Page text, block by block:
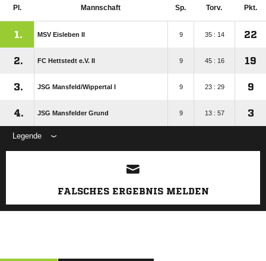
Pl. Mannschaft Sp. Torv. Pkt.
1. MSV Eisleben II 9 35 : 14 22
2. FC Hettstedt e.V. II 9 45 : 16 19
3. JSG Mansfeld/​Wippertal I 9 23 : 29 9
4. JSG Mansfelder Grund 9 13 : 57 3
Legende
ANZEIGE
FALSCHES ERGEBNIS MELDEN